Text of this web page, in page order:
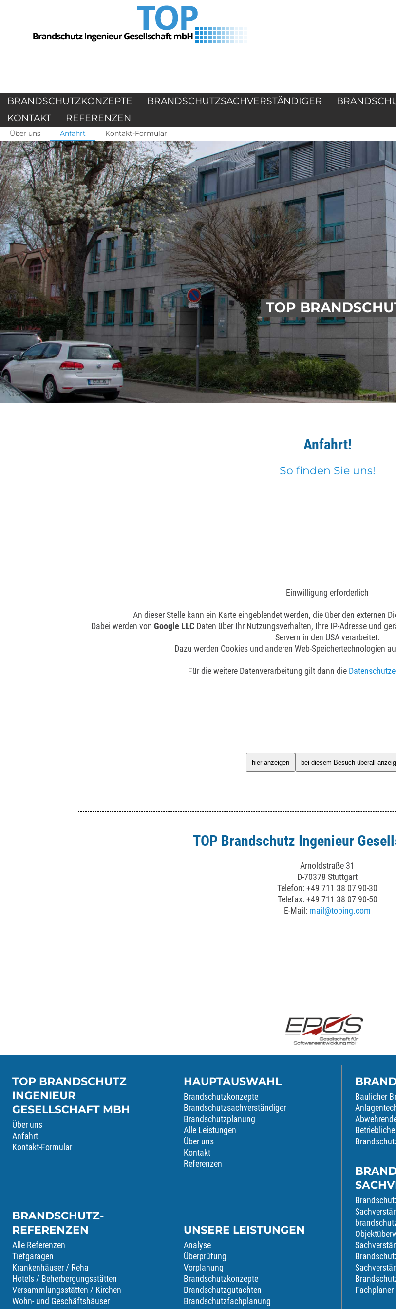
BRANDSCHUTZKONZEPTE BRANDSCHUTZSACHVERSTÄNDIGER
KONTAKT
REFERENZEN
Über uns Anfahrt Kontakt-Formular
TOP
Anfahrt!
So finden Sie uns!
Einwilligung erforderlich
An dieser Stelle kann ein Karte eingeblendet werden, die über den externen
Dabei werden von Google LLCDaten über Ihr Nutzungsverhalten, Ihre IP-Adresse und
Servern in den USA verarbeitet.
Dazu werden Cookies und anderen Web-Speichertechnologien
Für die weitere Datenverarbeitung gilt dann die
hier anzeigen bei diesem Besuch überall
TOP Brandschutz Ingenieur
Arnoldstraße 31
D-70378 Stuttgart
Telefon: +49 711 38 07 90-30
Telefax: +49 711 38 07 90-50
E-Mail: mail@toping.com
TOP BRANDSCHUTZ
INGENIEUR
GESELLSCHAFT MBH
Über uns
Anfahrt
Kontakt-Formular
BRANDSCHUTZ-
REFERENZEN
Alle Referenzen
Tiefgaragen
Krankenhäuser / Reha
Hotels / Beherbergungsstätten
Versammlungsstätten / Kirchen
Wohn- und Geschäftshäuser
HAUPTAUSWAHL
Brandschutzkonzepte
Brandschutzsachverständiger
Brandschutzplanung
Alle Leistungen
Über uns
Kontakt
Referenzen
UNSERE LEISTUNGEN
Analyse
Überprüfung
Vorplanung
Brandschutzkonzepte
Brandschutzgutachten
Brandschutzfachplanung
Baulicher